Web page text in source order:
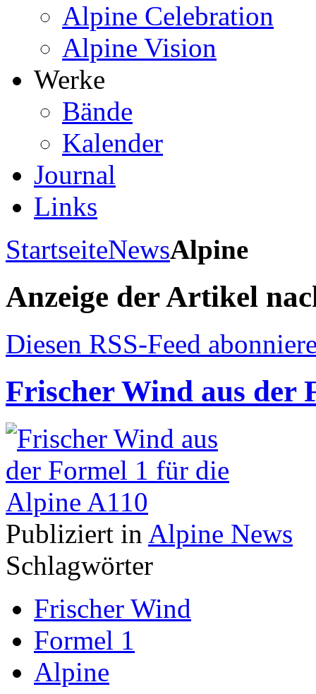
Alpine Celebration
Alpine Vision
Werke
Bände
Kalender
Journal
Links
StartseiteNewsAlpine
Anzeige der Artikel
Diesen RSS-Feed
Frischer Wind aus der
Publiziert in Alpine News
Schlagwörter
Frischer Wind
Formel 1
Alpine